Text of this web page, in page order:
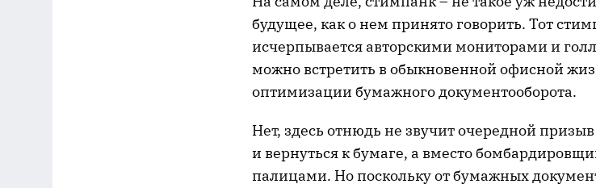
будущее, как о нем принято говорить. Тот
исчерпывается авторскими мониторами и
можно встретить в обыкновенной офисной
оптимизации бумажного документооборота.
Нет, здесь отнюдь не звучит очередной призыв
и вернуться к бумаге, а вместо
палицами. Но поскольку от бумажных